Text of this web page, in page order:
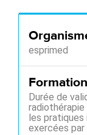
esprimed
Durée de
les
exercées